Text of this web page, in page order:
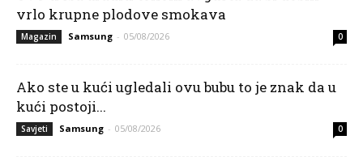
vrlo krupne plodove smokava
Magazin Samsung - 05/08/2026 0
Ako ste u kući ugledali ovu bubu to je znak da u
kući postoji...
Savjeti Samsung - 05/08/2026 0